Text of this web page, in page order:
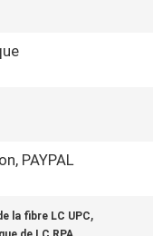
PAYPAL
la fibre LC UPC,